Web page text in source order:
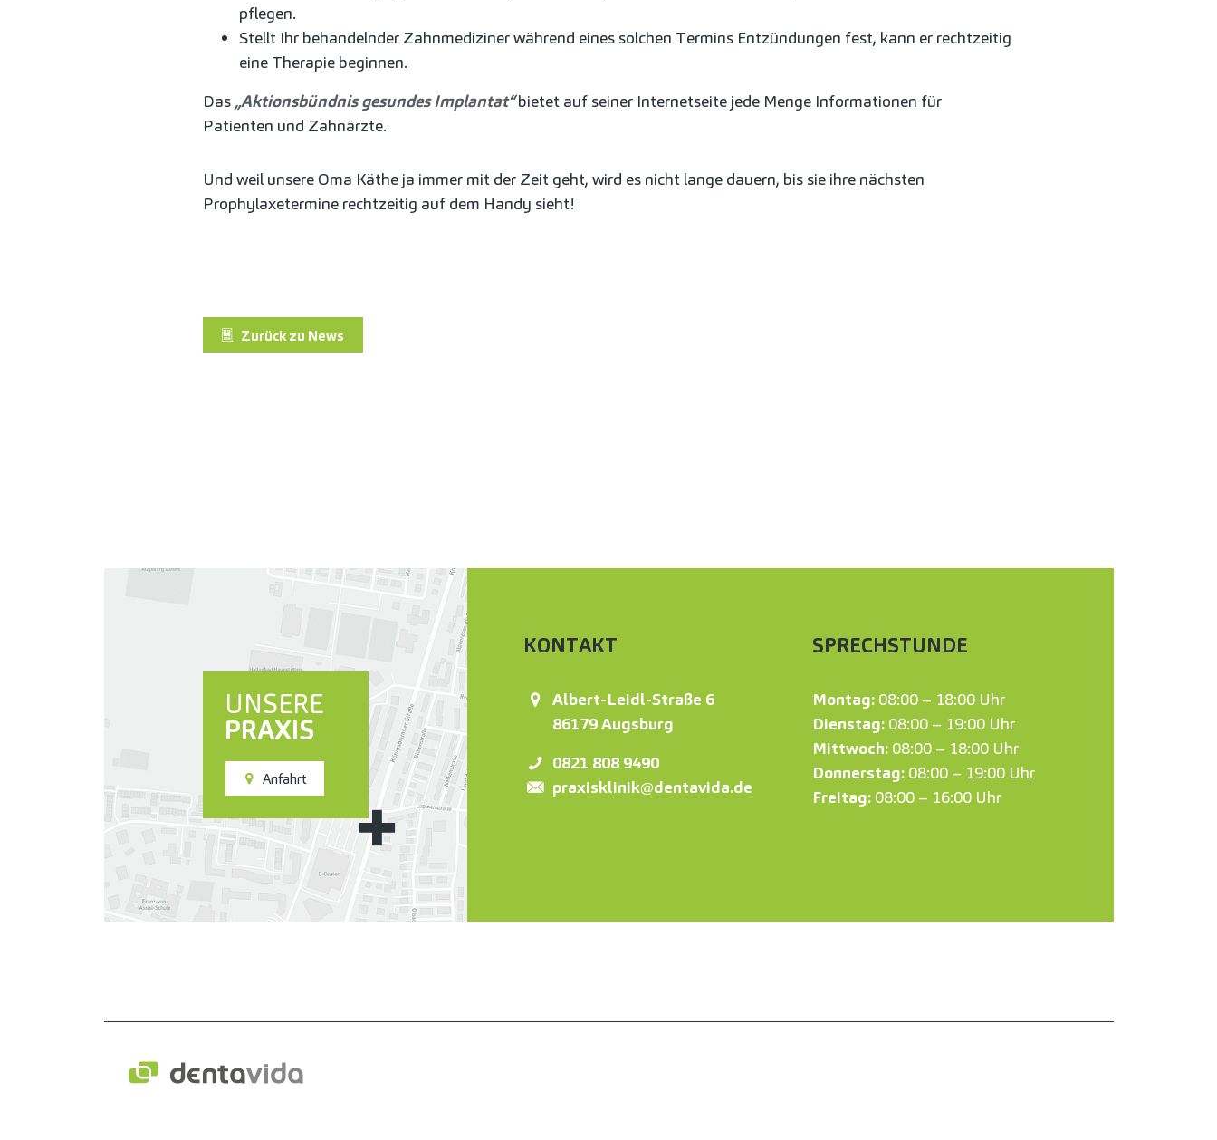
pflegen.
Stellt Ihr behandelnder Zahnmediziner während eines solchen Termins Entzündungen fest, kann er rechtzeitig
eine Therapie beginnen.
Das „Aktionsbündnis gesundes Implantat“bietet auf seiner Internetseite jede Menge Informationen für
Patienten und Zahnärzte.
Und weil unsere Oma Käthe ja immer mit der Zeit geht, wird es nicht lange dauern, bis sie ihre nächsten
Prophylaxetermine rechtzeitig auf dem Handy sieht!
Zurück zu News
UNSERE
PRAXIS
Anfahrt
KONTAKT
Albert-Leidl-Straße 6
86179Augsburg
0821 808 9490
praxisklinik@dentavida.de
SPRECHSTUNDE
Montag:08:00 – 18:00 Uhr
Dienstag:08:00 – 19:00 Uhr
Mittwoch:08:00 – 18:00 Uhr
Donnerstag:08:00 – 19:00 Uhr
Freitag:08:00 – 16:00 Uhr